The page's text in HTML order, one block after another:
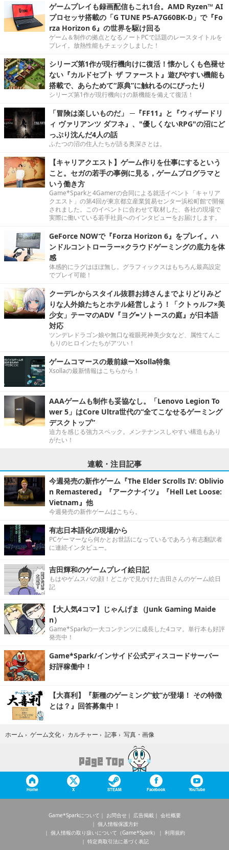
ゲームプレイも録画配信もこれ1台。AMD Ryzen™ AI
プロセッサ搭載の「G TUNE P5-A7G60BK-D」で『Fo
rza Horizon 6』の世界を駆け回る
ゲーム＆制作の拠点となるノートPCで話題のレースタイトルを
プレイ。放熱性能もチェックしました！
シリーズ第1作が現行機向けに復活！懐かしくも色褪せ
ない『カルドセプト ザ ファースト』遊びやすい機能も
搭載で、あらためて“原典”に触れるのにぴったり
シリーズ第1作が現行機向けの新機能を備えて復活！
「冒険は楽しいものだ」 ─『FF11』と『ウィザードリ
ィ ヴァリアンツ ダフネ』、"優しくないRPG"の沼にど
っぷり沈んだ4人の話
ふたつの沼の住人たちが語る奥深さとは。
【キャリアクエスト】ゲーム作りを仕事にするという
こと。セガの若手の事例に見る，ゲームプログラマと
いう働き方
Game*Sparkと4Gamerの合同による就活イベント「キャリア
クエスト」の第4回が東京都立産業貿易センター浜松町館で開催
されました。このイベントに合わせて取材した、各社の現場で
実際に働いている若手社員へのインタビューをお届けします。
GeForce NOWで『Forza Horizon 6』をプレイ。ハ
ンドルコントローラー×クラウドゲーミングの底力を体
感
体感的にラグはほぼ無し。グラフィックスはもちろん最高設定
でプレイ可能！
クーデレからスタイル抜群お姉さんまでよりどりみど
りな人外娘たちとホテル経営しよう！「クトゥルフ×美
少女」テーマのADV『ヨグ=ソトースの庭』が日本語
対応
ツンデレドラゴン娘や無口な複眼死神美少女など、属性てんこ
もりのヒロインたちがアツい！
ゲームコマースの最前線ーXsolla特集
Xsollaの最新情報はこちらから！
AAAゲームも制作も妥協なし。「Lenovo Legion To
wer 5」はCore Ultra世代の“全てこなせるゲーミング
デスクトップ”
迫力を感じる強力スペック。メンテナンスしやすい構造もあり
がたい！
連載・注目記事
今週発売の新作ゲーム『The Elder Scrolls IV: Oblivio
n Remastered』『アークナイツ』『Hell Let Loose:
Vietnam』他
今週発売の新作ゲームはこちら。
有志日本語化の現場から
PCゲーマーなら何かとお世話になっているであろう有志翻訳者
に連続インタビュー。
吉田輝和のゲームプレイ絵日記
もはやゲムスパの顔！どこかで見かけた吉田さんのゲーム絵日
記
【大人気4コマ】じゃんげま（Junk Gaming Maide
n）
Game*Sparkの一大コンテンツに成長した4コマ。単行本も好評
発売中！
Game*Spark/インサイド公式ディスコードサーバー
好評稼働中！
【大喜利】『新種のゲーミング“蚊”が登場！ その特徴
とは？』回答募集中！
ホーム › ゲーム文化 › カルチャー › 記事 › 写真・画像
Home X STEAM Facebook YouTube
Game*Sparkについて お問合せ 広告掲載
会社概要
個人情報保護方針
個人情報の取り扱いについて（Game*Spark）
利用規約
特定商取引法に基づく表記